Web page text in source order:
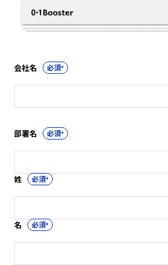
会社名 *
部署名 *
姓 *
名 *